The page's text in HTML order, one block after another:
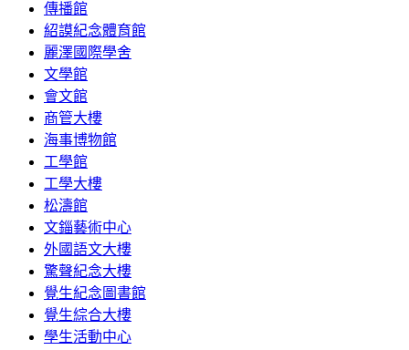
傳播館
紹謨紀念體育館
麗澤國際學舍
文學館
會文館
商管大樓
海事博物館
工學館
工學大樓
松濤館
文錙藝術中心
外國語文大樓
驚聲紀念大樓
覺生紀念圖書館
覺生綜合大樓
學生活動中心